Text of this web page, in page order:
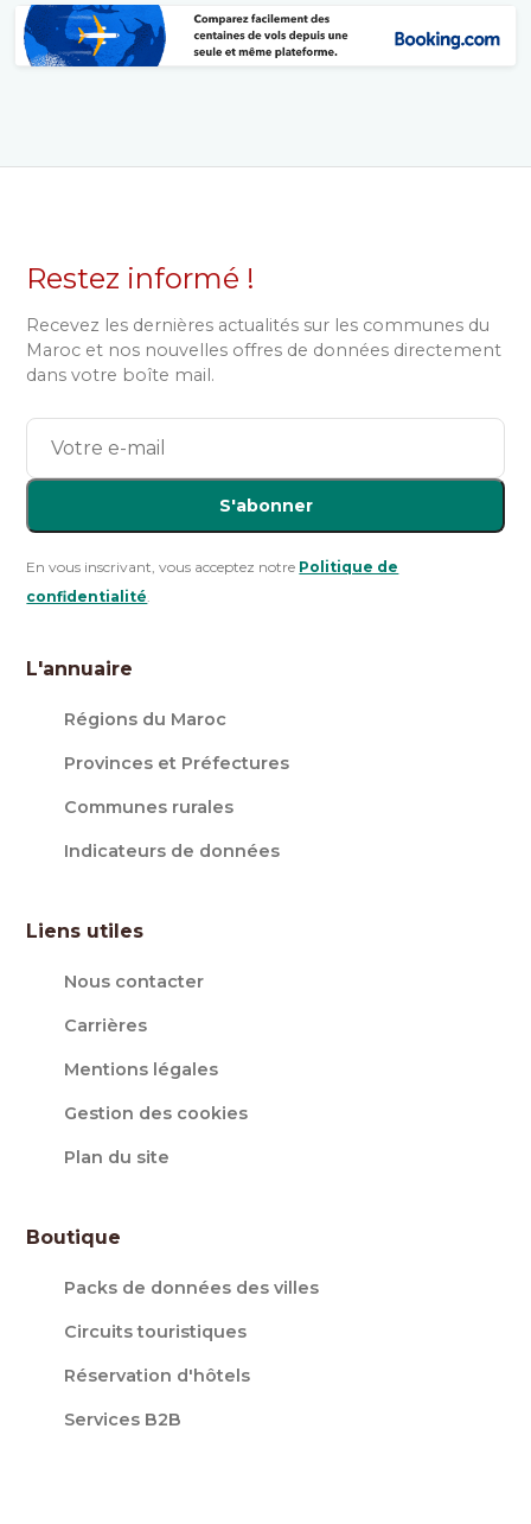
Restez informé !
Recevez les dernières actualités sur les communes du
Maroc et nos nouvelles offres de données directement
dans votre boîte mail.
S'abonner
En vous inscrivant, vous acceptez notre Politique de
confidentialité.
L'annuaire
Régions du Maroc
Provinces et Préfectures
Communes rurales
Indicateurs de données
Liens utiles
Nous contacter
Carrières
Mentions légales
Gestion des cookies
Plan du site
Boutique
Packs de données des villes
Circuits touristiques
Réservation d'hôtels
Services B2B